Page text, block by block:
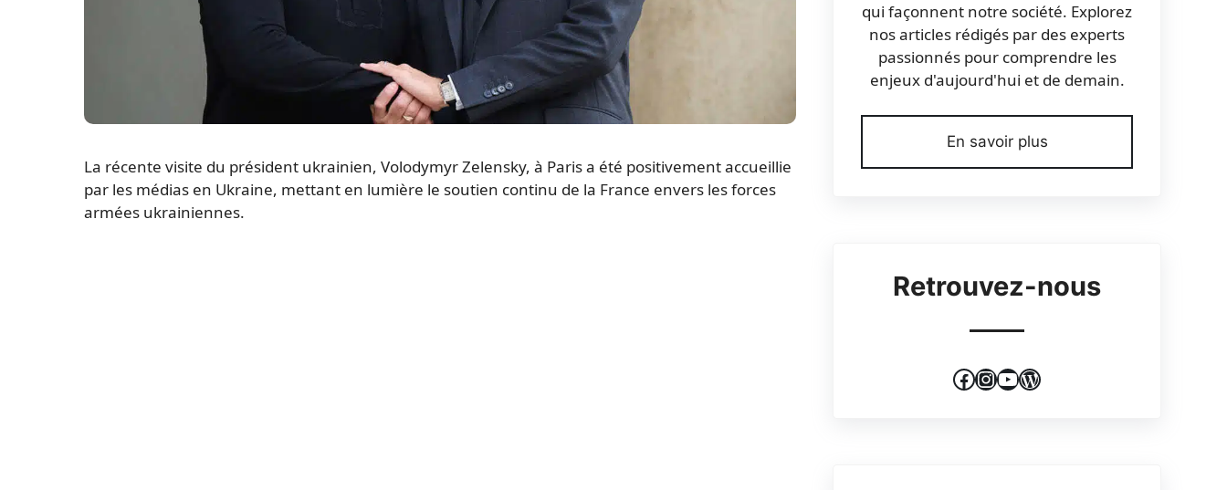
La récente visite du président ukrainien, Volodymyr Zelensky, à Paris a été positivement accueillie
par les médias en Ukraine, mettant en lumière le soutien continu de la France envers les forces
armées ukrainiennes.
qui façonnent notre société. Explorez
nos articles rédigés par des experts
passionnés pour comprendre les
enjeux d'aujourd'hui et de demain.
En savoir plus
Retrouvez-nous
Facebook
Instagram
YouTube
WordPress